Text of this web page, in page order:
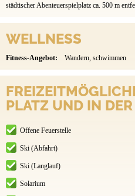
städtischer Abenteuerspielplatz ca. 500 m
WELLNESS
Fitness-Angebot: Wandern, schwimmen
PLATZ UND IN
Offene Feuerstelle
Ski (Abfahrt)
Ski (Langlauf)
Solarium